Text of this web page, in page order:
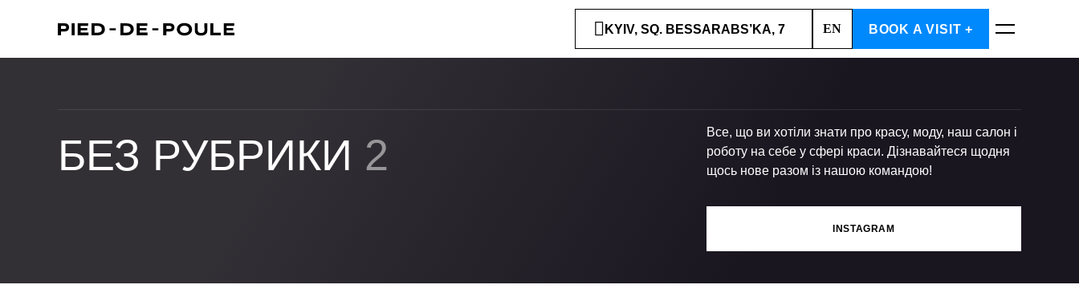
KYIV, SQ. BESSARABS’KA, 7 EN BOOK A VISIT +
БЕЗ РУБРИКИ 2
Все, що ви хотіли знати про красу, моду, наш салон і
роботу на себе у сфері краси. Дізнавайтеся щодня
щось нове разом із нашою командою!
INSTAGRAM